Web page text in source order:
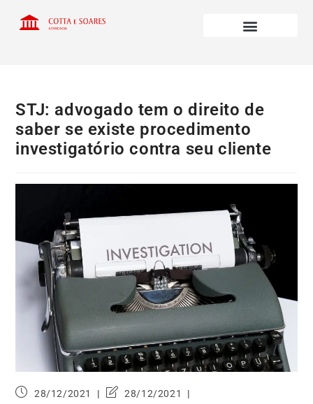
STJ: advogado tem o direito de
saber se existe procedimento
investigatório contra seu cliente
28/12/2021
28/12/2021